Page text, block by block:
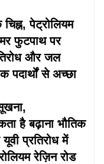
पेट्रोलियम
फुटपाथ पर
और जल
पदार्थों से अच्छा
हैबढ़ाना भौतिक
प्रतिरोध में
रेज़िन रोड